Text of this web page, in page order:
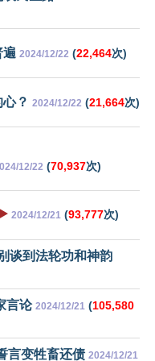
遍 2024/12/22 (22,464次)
？ 2024/12/22 (21,664次)
12/22 (70,937次)
▶️ 2024/12/21 (93,777次)
谈到法轮功和神韵
言论 2024/12/21 (105,580
言变牲畜还债 2024/12/21